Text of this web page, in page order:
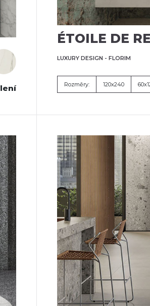
ÉTOILE DE
LUXURY DESIGN - FLORIM
Rozměry: 120x240